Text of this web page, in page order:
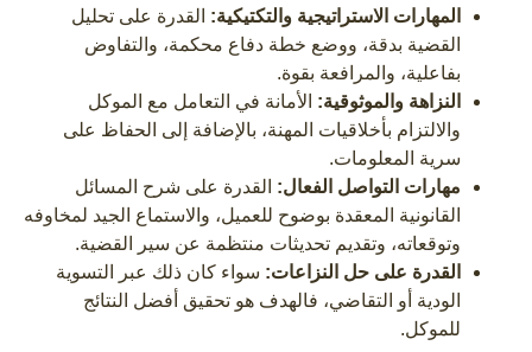
المهارات الاستراتيجية والتكتيكية: القدرة على تحليل
القضية بدقة، ووضع خطة دفاع محكمة، والتفاوض
بفاعلية، والمرافعة بقوة.
النزاهة والموثوقية: الأمانة في التعامل مع الموكل
والالتزام بأخلاقيات المهنة، بالإضافة إلى الحفاظ على
سرية المعلومات.
مهارات التواصل الفعال: القدرة على شرح المسائل
القانونية المعقدة بوضوح للعميل، والاستماع الجيد لمخاوفه
وتوقعاته، وتقديم تحديثات منتظمة عن سير القضية.
القدرة على حل النزاعات: سواء كان ذلك عبر التسوية
الودية أو التقاضي، فالهدف هو تحقيق أفضل النتائج
للموكل.